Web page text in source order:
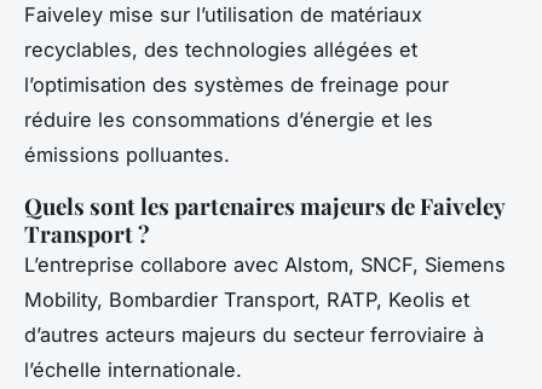
Faiveley mise sur l’utilisation de matériaux
recyclables, des technologies allégées et
l’optimisation des systèmes de freinage pour
réduire les consommations d’énergie et les
émissions polluantes.
Quels sont les partenaires majeurs de Faiveley
Transport ?
L’entreprise collabore avec Alstom, SNCF, Siemens
Mobility, Bombardier Transport, RATP, Keolis et
d’autres acteurs majeurs du secteur ferroviaire à
l’échelle internationale.